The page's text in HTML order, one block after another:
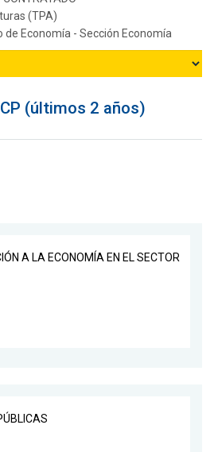
(TPA)
Economía - Sección Economía
(últimos 2 años)
A LA ECONOMÍA EN EL SECTOR